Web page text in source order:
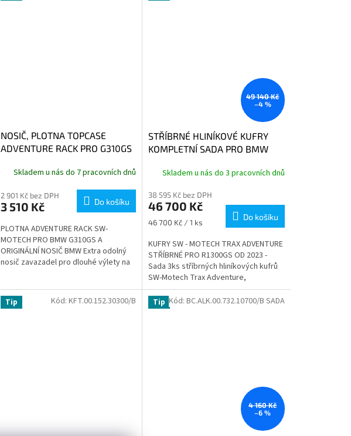
NOSIČ, PLOTNA TOPCASE
ADVENTURE RACK PRO G310GS
Skladem u nás do 7 pracovních dnů
2 901 Kč bez DPH
3 510 Kč Do košíku
PLOTNA ADVENTURE RACK SW-
MOTECH PRO BMW G310GS A
ORIGINÁLNÍ NOSIČ BMW Extra odolný
nosič zavazadel pro dlouhé výlety na
49 140 Kč
–4 %
STŘÍBRNÉ HLINÍKOVÉ KUFRY
KOMPLETNÍ SADA PRO BMW
Skladem u nás do 3 pracovních dnů
38 595 Kč bez DPH
46 700 Kč
Měrná
46 700 Kč / 1 ks
Do košíku
KUFRY SW - MOTECH TRAX ADVENTURE
STŘÍBRNÉ PRO R1300GS OD 2023 -
Sada 3ks stříbrných hliníkových kufrů
SW-Motech Trax Adventure,
snímatelné nosiče, plotna, expanzní
tašky
Tip Kód:KFT.00.152.30300/B Tip
4 160 Kč
–6 %
Kód: BC.ALK.00.732.10700/B SADA